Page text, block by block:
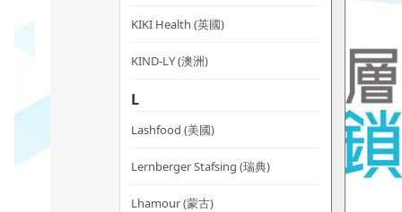
KIKI Health (英國)
KIND-LY (澳洲)
L
Lashfood (美國)
Lernberger Stafsing (瑞典)
Lhamour (蒙古)